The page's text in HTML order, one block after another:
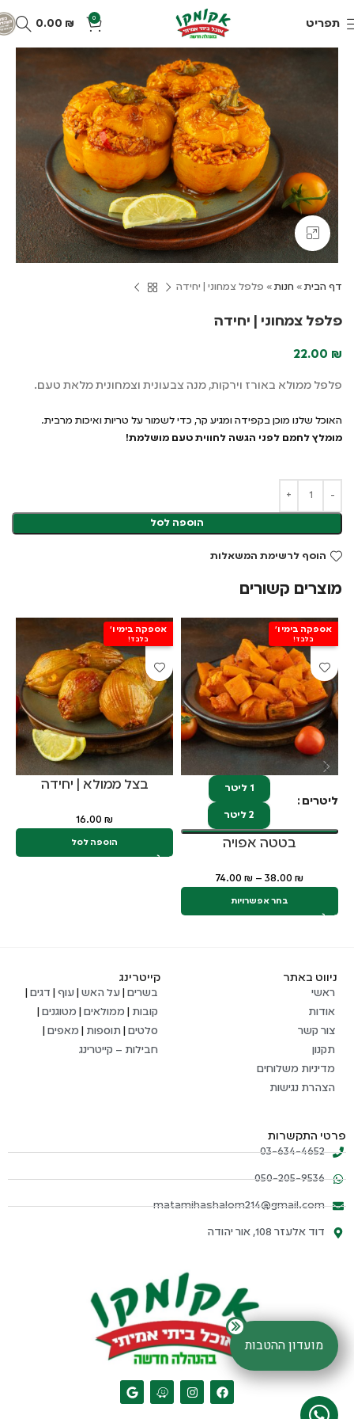
תפריט 0
0.00 ₪
Click to enlarge
דף הבית » חנות » פלפל צמחוני | יחידה
פלפל צמחוני | יחידה
22.00 ₪
פלפל ממולא באורז וירקות, מנה צבעונית וצמחונית מלאת טעם.
האוכל שלנו מוכן בקפידה ומגיע קר, כדי לשמור על טריות ואיכות מרבית.
מומלץ לחמם לפני הגשה לחווית טעם מושלמת!
הוספה לסל
הוסף לרשימת המשאלות
מוצרים קשורים
אספקה בימי ו'
בלבד!
ליטרים
1 ליטר
2 ליטר
בטטה אפויה
38.00 ₪
–
74.00 ₪
בחר אפשרויות
אספקה בימי ו'
בלבד!
בצל ממולא | יחידה
16.00 ₪
הוספה לסל
ניווט באתר
ראשי
אודות
צור קשר
תקנון
מדיניות משלוחים
הצהרת נגישות
קייטרינג
בשרים |על האש |עוף דגים
קובות
ממולאים מטוגנים
סלטים |תוספות מאפים
חבילות – קייטרינג
פרטי התקשרות
03-634-4652
050-205-9536
matamihashalom214@gmail.com
דוד אלעזר 108, אור יהודה
מועדון ההטבות